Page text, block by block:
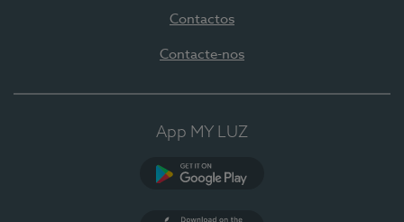
Contactos
Contacte-nos
App MY LUZ